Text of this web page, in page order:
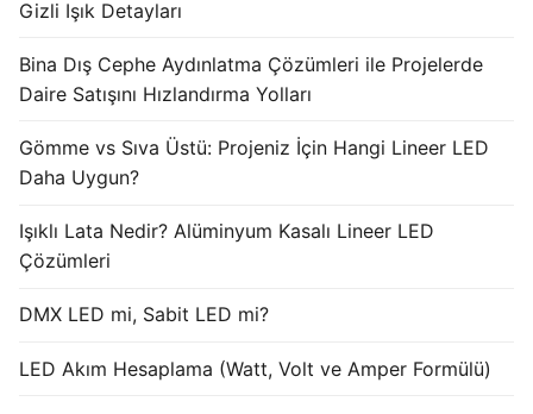
DMX Kontrol Sistemleri
LED Güç Kaynakları
Dış Mekan LED Driver
Gizli Işık Detayları
Bina Dış Cephe Aydınlatma Çözümleri ile Projelerde
Daire Satışını Hızlandırma Yolları
Gömme vs Sıva Üstü: Projeniz İçin Hangi Lineer LED
Daha Uygun?
Işıklı Lata Nedir? Alüminyum Kasalı Lineer LED
Çözümleri
DMX LED mi, Sabit LED mi?
LED Akım Hesaplama (Watt, Volt ve Amper Formülü)